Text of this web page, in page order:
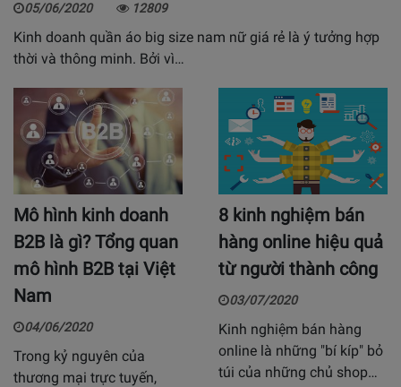
05/06/2020 12809
Kinh doanh quần áo big size nam nữ giá rẻ là ý tưởng hợp
thời và thông minh. Bởi vì…
Mô hình kinh doanh
B2B là gì? Tổng quan
mô hình B2B tại Việt
Nam
04/06/2020
Trong kỷ nguyên của
thương mại trực tuyến,
8 kinh nghiệm bán
hàng online hiệu quả
từ người thành công
03/07/2020
Kinh nghiệm bán hàng
online là những "bí kíp" bỏ
túi của những chủ shop…